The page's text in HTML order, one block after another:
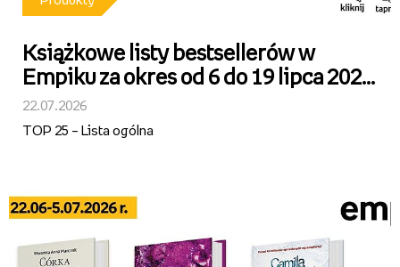
Książkowe listy bestsellerów w
Empiku za okres od 6 do 19 lipca 2026
r.
22.07.2026
TOP 25 – Lista ogólna